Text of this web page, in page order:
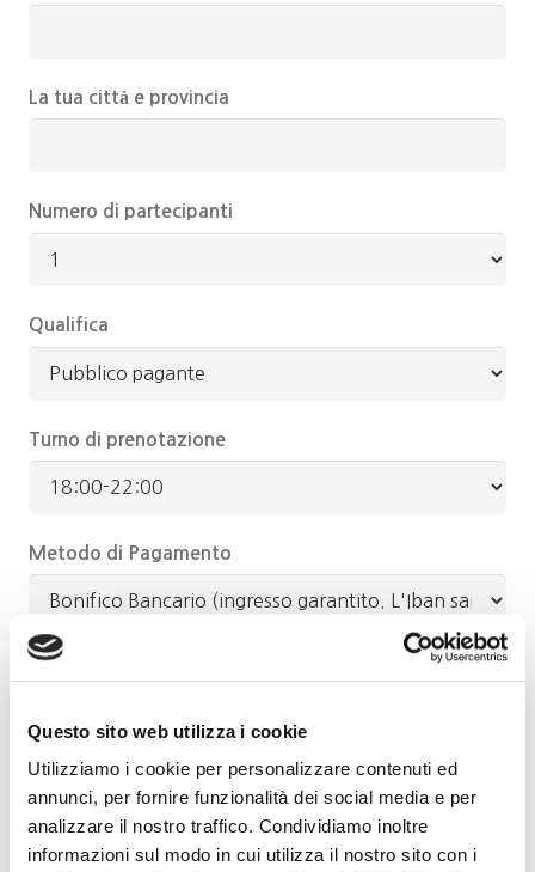
Questo sito web utilizza i cookie
Utilizziamo i cookie per personalizzare contenuti ed
annunci, per fornire funzionalità dei social media e per
analizzare il nostro traffico. Condividiamo inoltre
informazioni sul modo in cui utilizza il nostro sito con i
La tua città e provincia
Numero di partecipanti
Qualifica
Turno di prenotazione
Metodo di Pagamento
Il tuo messaggio